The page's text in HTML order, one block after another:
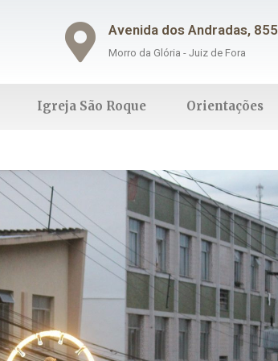
Avenida dos Andradas, 855
Morro da Glória - Juiz de Fora
Igreja São Roque Orientações